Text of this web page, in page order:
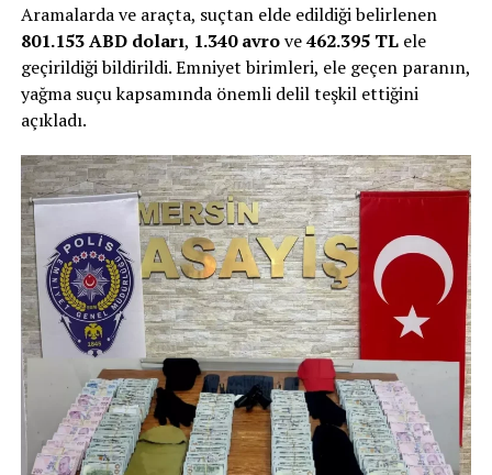
Aramalarda ve araçta, suçtan elde edildiği belirlenen
801.153 ABD doları, 1.340 avrove462.395 TLele
geçirildiği bildirildi. Emniyet birimleri, ele geçen paranın,
yağma suçu kapsamında önemli delil teşkil ettiğini
açıkladı.